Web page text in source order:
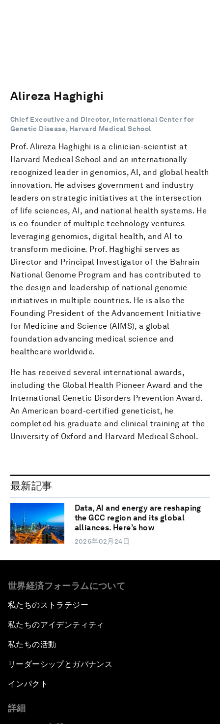
Alireza Haghighi
Chief Executive and Director, International Center for
Genetic Disease, Harvard Medical School
Prof. Alireza Haghighi is a clinician-scientist at
Harvard Medical School and an internationally
recognized leader in genomics, AI, and global health
innovation. He advises government and industry
leaders on strategic initiatives at the intersection
of life sciences, AI, and national health systems. He
is co-founder of multiple technology ventures
leveraging genomics, digital health, and AI to
transform medicine. Prof. Haghighi serves as
Director and Principal Investigator of the Bahrain
National Genome Program and has contributed to
the design and leadership of national genomic
initiatives in multiple countries. He is also the
Founding President of the Advancement Initiative
for Medicine and Science (AIMS), a global
foundation advancing medical science and
healthcare worldwide.
He has received several international awards,
including the Global Health Pioneer Award and the
International Genetic Disorders Prevention Award.
An American board-certified geneticist, he
completed his graduate and clinical training at the
University of Oxford and Harvard Medical School.
最新記事
Data, AI and energy are reshaping
the GCC region and its global
alliances. Here’s how
2026年02月24日
世界経済フォーラムについて
私たちのストラテジー
私たちのアイデンティティ
私たちの活動
リーダーシップとガバナンス
インパクト
詳細